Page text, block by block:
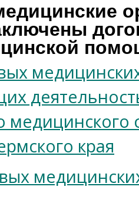
медицинского
края